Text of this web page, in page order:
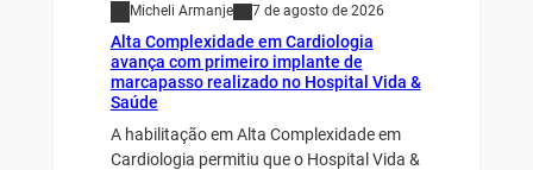
Micheli Armanje 7 de agosto de 2026
Alta Complexidade em Cardiologia
avança com primeiro implante de
marcapasso realizado no Hospital Vida &
Saúde
A habilitação em Alta Complexidade em
Cardiologia permitiu que o Hospital Vida &